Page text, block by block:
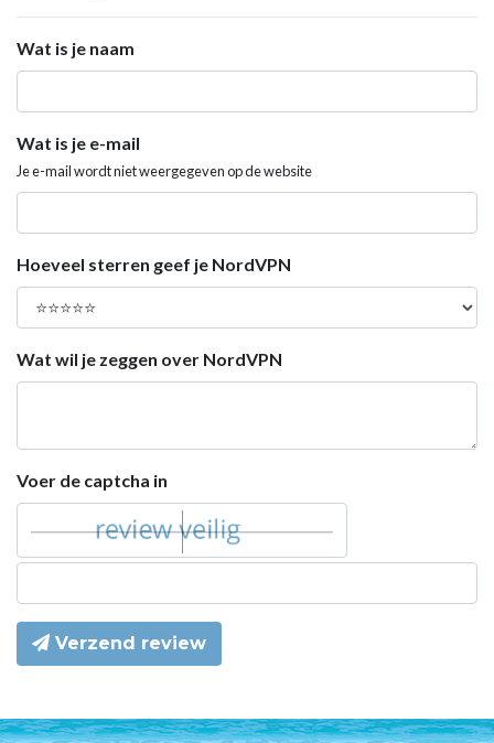
Wat is je naam
Wat is je e-mail
Je e-mail wordt niet weergegeven op de website
Hoeveel sterren geef je NordVPN
Wat wil je zeggen over NordVPN
Voer de captcha in
Verzend review